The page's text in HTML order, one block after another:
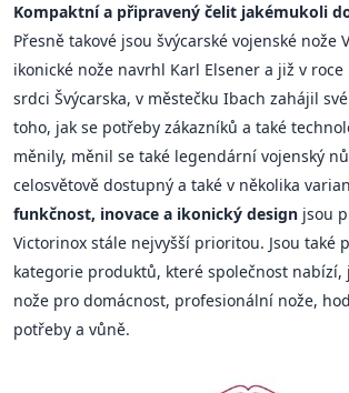
Kompaktní a připravený čelit jakémukoli
Přesně takové jsou švýcarské vojenské nože
ikonické nože navrhl Karl Elsener a již v roce
srdci Švýcarska, v městečku Ibach zahájil
toho, jak se potřeby zákazníků a také
měnily, měnil se také legendární vojenský
celosvětově dostupný a také v několika
funkčnost, inovace a ikonický design jsou
Victorinox stále nejvyšší prioritou. Jsou také
kategorie produktů, které společnost nabízí,
nože pro domácnost, profesionální nože,
potřeby a vůně.